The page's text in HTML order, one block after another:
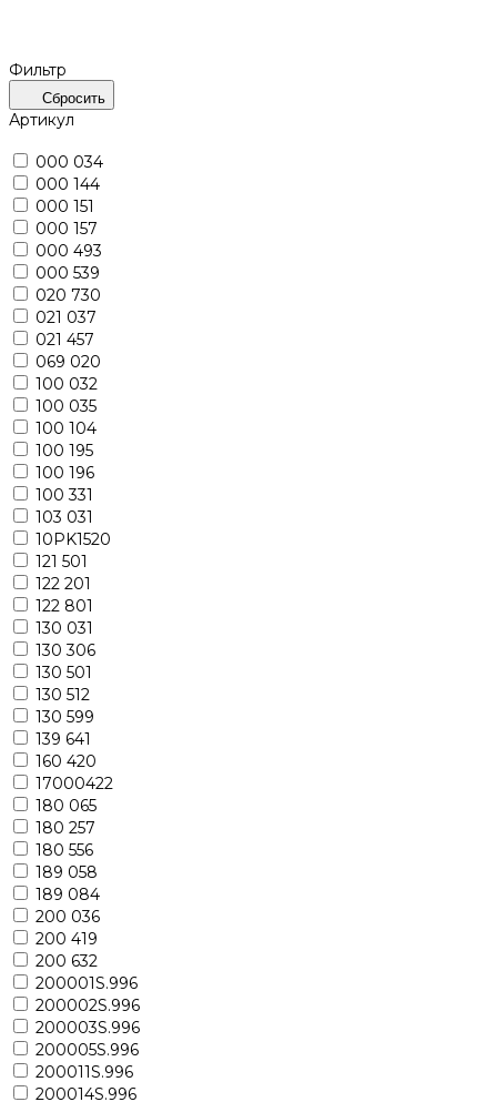
Фильтр
Сбросить
Артикул
000 034
000 144
000 151
000 157
000 493
000 539
020 730
021 037
021 457
069 020
100 032
100 035
100 104
100 195
100 196
100 331
103 031
10PK1520
121 501
122 201
122 801
130 031
130 306
130 501
130 512
130 599
139 641
160 420
17000422
180 065
180 257
180 556
189 058
189 084
200 036
200 419
200 632
200001S.996
200002S.996
200003S.996
200005S.996
200011S.996
200014S.996